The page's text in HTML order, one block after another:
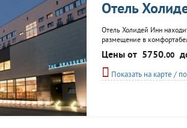
Отель
Отель Холидей Инн
размещение в
посетителей отеля
Цены от 5750.00
Показать на карте /